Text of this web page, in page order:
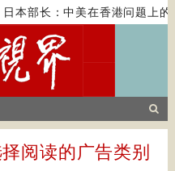
日本部长：中美在香港问题上的
阅读的广告类别